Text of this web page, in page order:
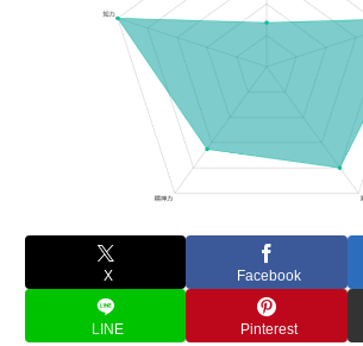
X Facebook
LINE Pinterest